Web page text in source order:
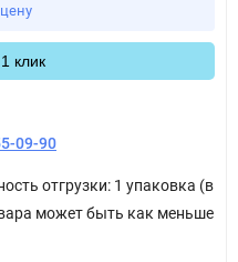
клик
09-90
отгрузки: 1 упаковка (в
может быть как меньше